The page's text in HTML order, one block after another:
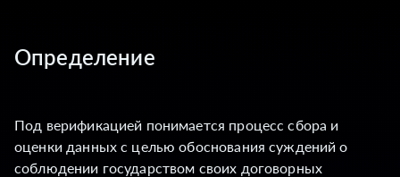
Определение
Под верификацией понимается процесс сбора и
оценки данных с целью обоснования суждений о
соблюдении государством своих договорных